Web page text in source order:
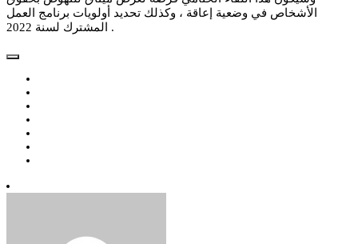
الأشخاص في وضعية إعاقة ، وكذلك تحديد أولويات برنامج العمل
المشترك لسنة 2022 .